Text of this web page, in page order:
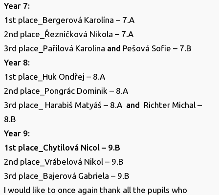
Year 7:
1st place_Bergerová Karolína – 7.A
2nd place_Řezníčková Nikola – 7.A
3rd place_Pařilová Karolina and Pešová Sofie – 7.B
Year 8:
1st place_Huk Ondřej – 8.A
2nd place_Pongrác Dominik – 8.A
3rd place_ Harabiš Matyáš – 8.A and Richter Michal –
8.B
Year 9:
1st place_Chytilová Nicol – 9.B
2nd place_Vrábelová Nikol – 9.B
3rd place_Bajerová Gabriela – 9.B
I would like to once again thank all the pupils who